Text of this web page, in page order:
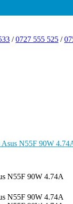
/0727 555 525 /
N55F 90W